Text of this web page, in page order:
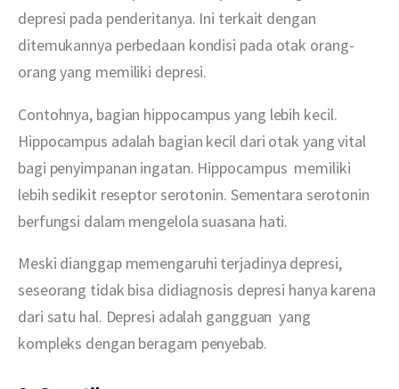
depresi pada penderitanya. Ini terkait dengan
ditemukannya perbedaan kondisi pada otak orang-
orang yang memiliki depresi.
Contohnya, bagian hippocampus yang lebih kecil.
Hippocampus adalah bagian kecil dari otak yang vital
bagi penyimpanan ingatan. Hippocampus  memiliki
lebih sedikit reseptor serotonin. Sementara serotonin
berfungsi dalam mengelola suasana hati.
Meski dianggap memengaruhi terjadinya depresi,
seseorang tidak bisa didiagnosis depresi hanya karena
dari satu hal. Depresi adalah gangguan  yang
kompleks dengan beragam penyebab.